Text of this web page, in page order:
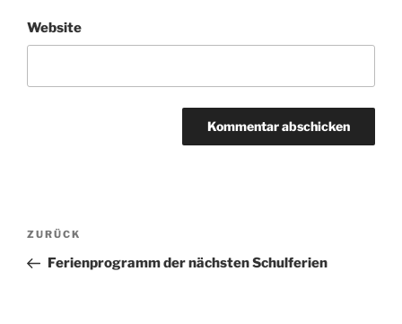
Website
Beitragsnavigation
Vorheriger
Beitrag
ZURÜCK
Ferienprogramm der nächsten Schulferien